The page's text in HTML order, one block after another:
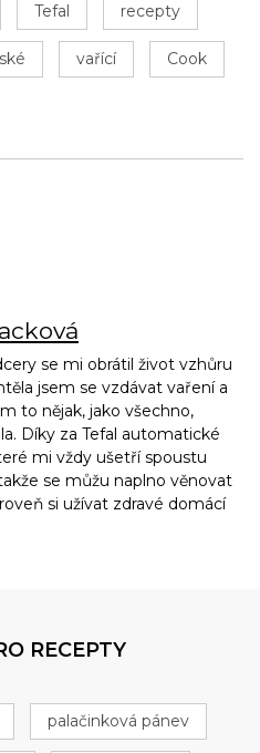
Tefal recepty
vařící Cook
se mi obrátil život vzhůru
jsem se vzdávat vaření a
to nějak, jako všechno,
Díky za Tefal automatické
mi vždy ušetří spoustu
se můžu naplno věnovat
si užívat zdravé domácí
RECEPTY
palačinková pánev